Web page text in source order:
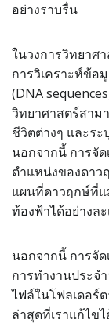
อย่างราบรื่น
ในวงการวิทยาศ
การวิเคราะห์ข้อ
(DNA
วิทยาศาสตร์สาม
ชีวิตต่างๆ และร
นอกจากนี้ การจั
ตำแหน่งของดาว
แผนที่ดาวฤกษ์ที่
ท้องฟ้าได้อย่างละ
นอกจากนี้ การจั
การทำงานประจ
ไฟล์ในโฟลเดอร์
ล่าสุดที่เราแก้ไข